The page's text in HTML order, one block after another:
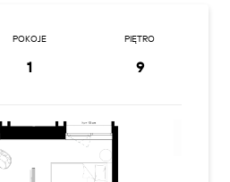
POKOJE
1
PIĘTRO
9